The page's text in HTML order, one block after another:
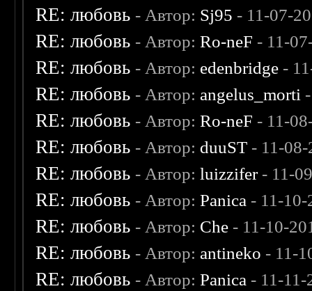
RE: любовь - Автор: Sj95 - 11-07-
RE: любовь - Автор:Ro-neF - 11-
RE: любовь - Автор: edenbridge -
RE: любовь - Автор: angelus_morti
RE: любовь - Автор:Ro-neF - 11-
RE: любовь - Автор: duuST - 11-
RE: любовь - Автор:luizzifer- 11-
RE: любовь - Автор:Panica - 11-
RE: любовь - Автор: Che - 11-10-
RE: любовь - Автор: antineko - 11-
RE: любовь - Автор:Panica - 11-